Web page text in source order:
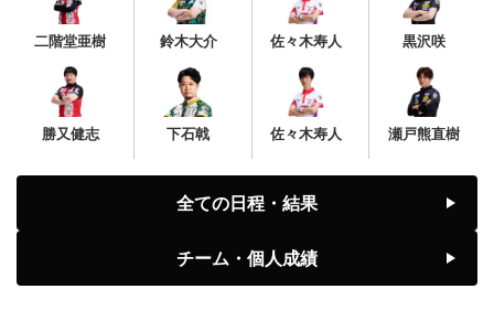
二階堂亜樹
勝又健志
鈴木大介
下石戟
佐々木寿人
佐々木寿人
黒沢咲
瀬戸熊直樹
全ての日程・結果
チーム・個人成績